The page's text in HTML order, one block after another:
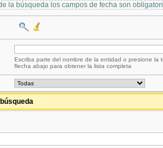
la búsqueda los campos de fecha son
Escriba parte del nombre de la entidad o presione la
flecha abajo para obtener la lista completa